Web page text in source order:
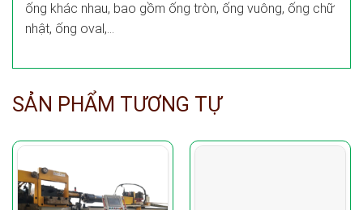
ống khác nhau, bao gồm ống tròn, ống vuông, ống chữ
nhật, ống oval,…
SẢN PHẨM TƯƠNG TỰ